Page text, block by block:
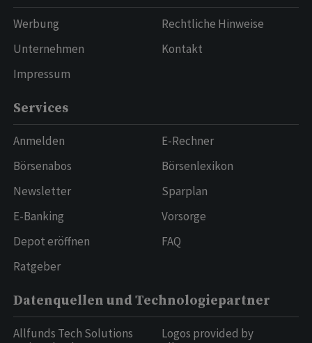
Werbung
Unternehmen
Impressum
Rechtliche Hinweise
Kontakt
Services
Anmelden
Börsenabos
Newsletter
E-Banking
Depot eröffnen
Ratgeber
E-Rechner
Börsenlexikon
Sparplan
Vorsorge
FAQ
Datenquellen und Technologiepartner
Allfunds Tech Solutions
Logos provided by